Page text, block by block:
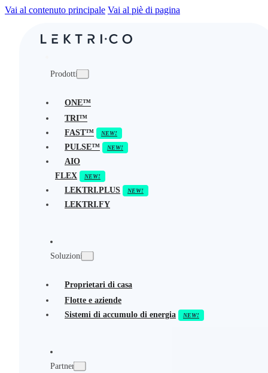
Vai al contenuto principale Vai al piè di pagina
Prodotti
ONE™
TRI™
FAST™
PULSE™
AIO
FLEX
LEKTRI.PLUS
LEKTRI.FY
Soluzioni
Proprietari di casa
Flotte e aziende
Sistemi di accumulo di energia
Partner